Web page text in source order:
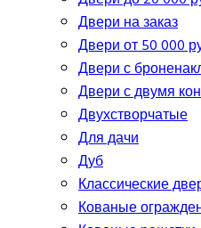
Двери на заказ
Двери от 50 000
Двери с
Двери с двумя
Двухстворчатые
Для дачи
Дуб
Классические
Кованые